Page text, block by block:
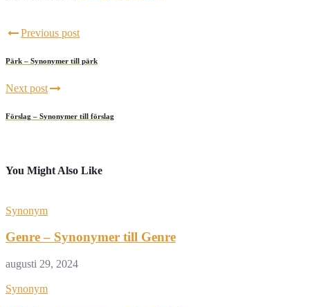
Previous post
Pärk – Synonymer till pärk
Next post
Förslag – Synonymer till förslag
You Might Also Like
Synonym
Genre – Synonymer till Genre
augusti 29, 2024
Synonym